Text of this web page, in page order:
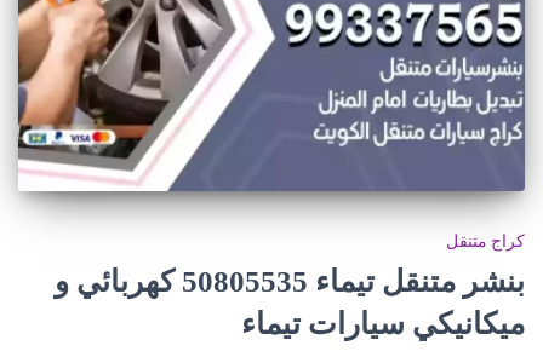
كراج متنقل
بنشر متنقل تيماء 50805535‬ كهربائي و
ميكانيكي سيارات تيماء